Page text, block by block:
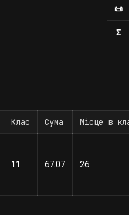
📜
Σ
Клас Сума Місце в
11 67.07 26